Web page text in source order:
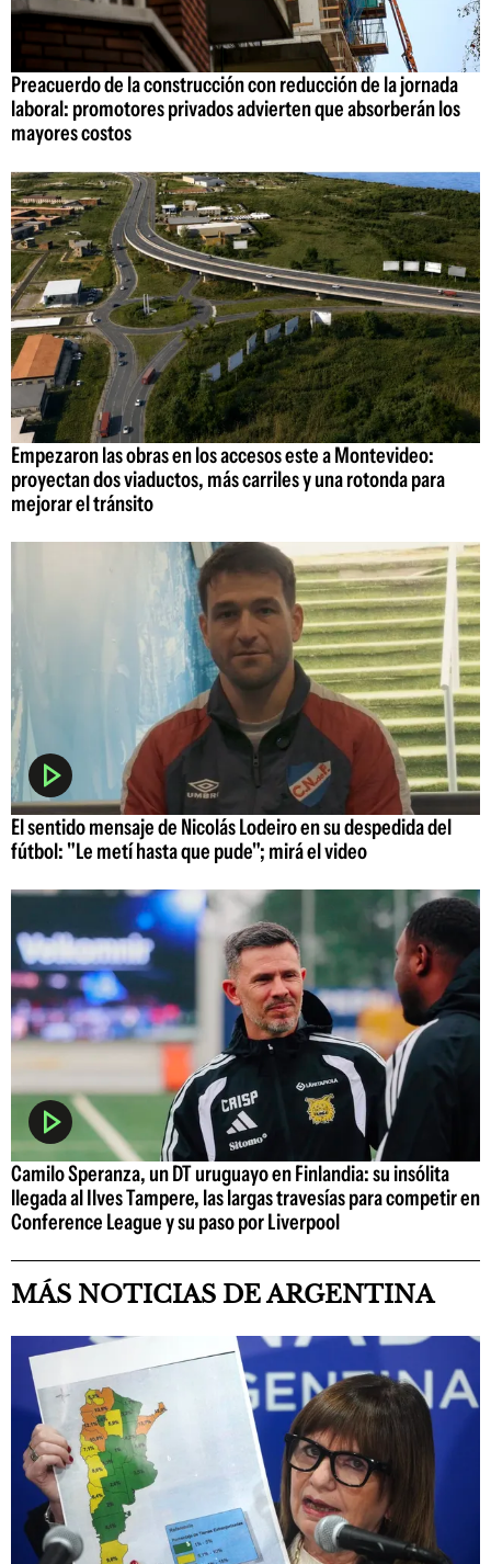
Preacuerdo de la construcción con reducción de la jornada
laboral: promotores privados advierten que absorberán los
mayores costos
Empezaron las obras en los accesos este a Montevideo:
proyectan dos viaductos, más carriles y una rotonda para
mejorar el tránsito
El sentido mensaje de Nicolás Lodeiro en su despedida del
fútbol: "Le metí hasta que pude"; mirá el video
Camilo Speranza, un DT uruguayo en Finlandia: su insólita
llegada al Ilves Tampere, las largas travesías para competir en
Conference League y su paso por Liverpool
MÁS NOTICIAS DE ARGENTINA